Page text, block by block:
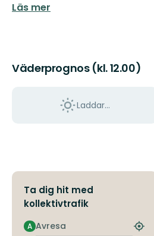
Läs mer
Väderprognos (kl. 12.00)
Laddar...
Ta dig hit med
kollektivtrafik
Avresa
A
Hitta